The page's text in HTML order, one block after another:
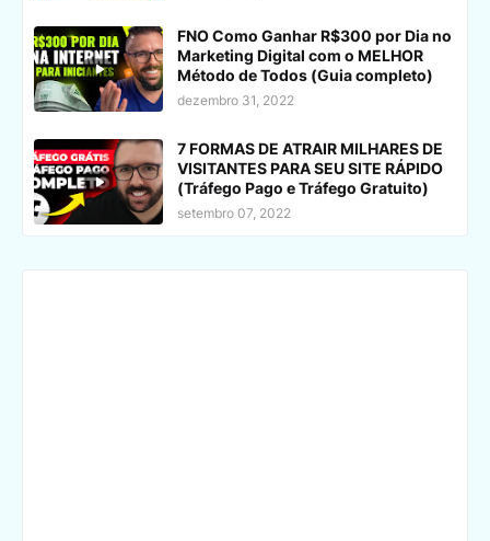
FNO Como Ganhar R$300 por Dia no
Marketing Digital com o MELHOR
Método de Todos (Guia completo)
dezembro 31, 2022
7 FORMAS DE ATRAIR MILHARES DE
VISITANTES PARA SEU SITE RÁPIDO
(Tráfego Pago e Tráfego Gratuito)
setembro 07, 2022